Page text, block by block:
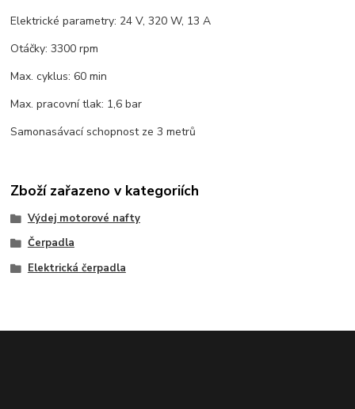
Elektrické parametry: 24 V, 320 W, 13 A
Otáčky: 3300 rpm
Max. cyklus: 60 min
Max. pracovní tlak: 1,6 bar
Samonasávací schopnost ze 3 metrů
Zboží zařazeno v kategoriích
Výdej motorové nafty
Čerpadla
Elektrická čerpadla